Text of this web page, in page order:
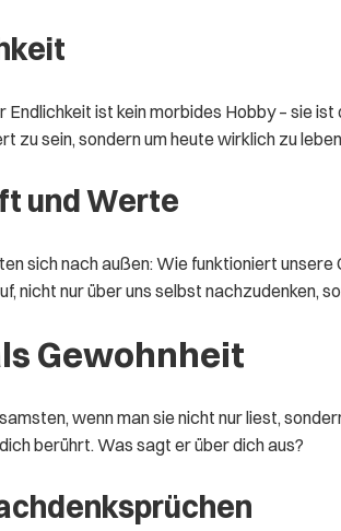
ist kein morbides Hobby – sie
zu sein, sondern um heute wirklich zu
und Werte
sich nach außen: Wie funktioniert
nicht nur über uns selbst nachzudenken,
Gewohnheit
wenn man sie nicht nur liest,
berührt. Was sagt er über dich aus?